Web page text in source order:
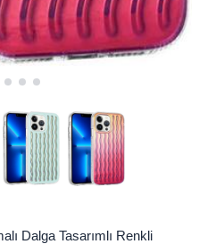
Dalga Tasarımlı Renkli